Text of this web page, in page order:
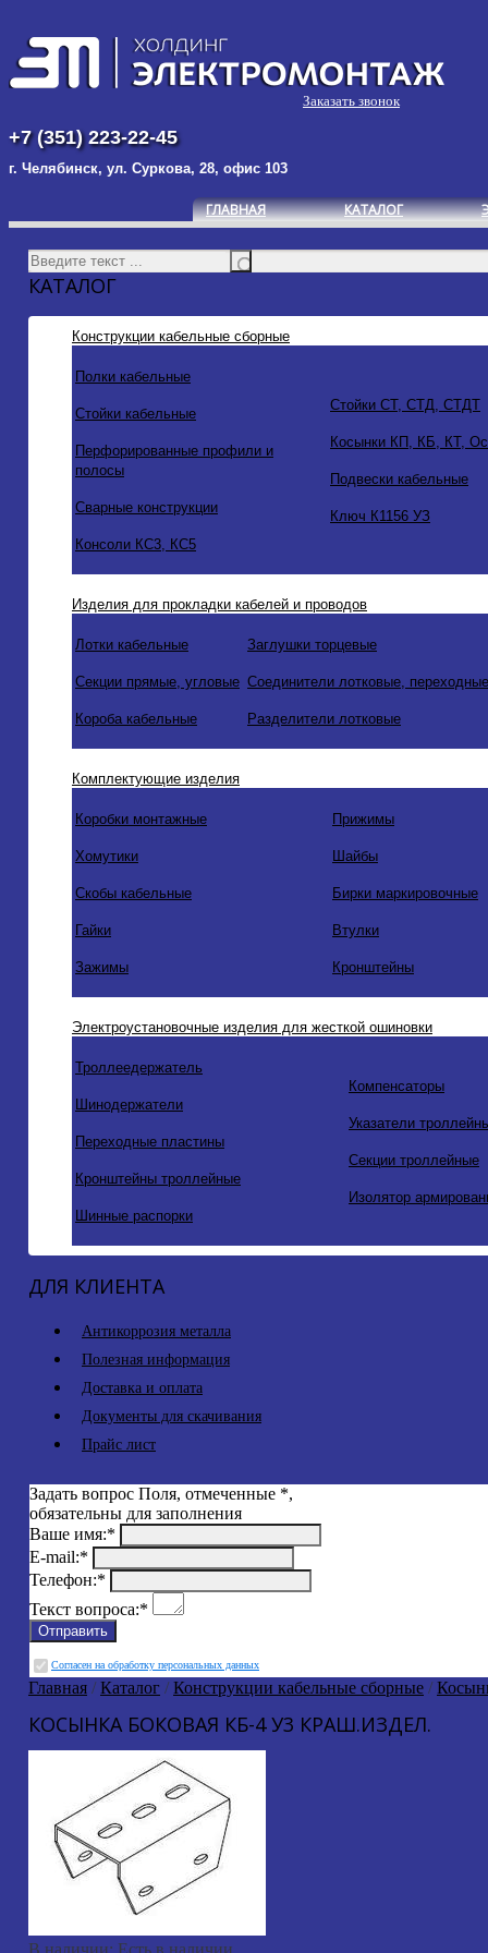
+7 (351) 223-22-45
г. Челябинск, ул. Суркова, 28, офис 103
Заказать звонок
ГЛАВНАЯ КАТАЛОГ
КАТАЛОГ
Конструкции кабельные сборные
Полки кабельные
Стойки кабельные
Перфорированные профили и
полосы
Сварные конструкции
Консоли КС3, КС5
Стойки СТ, СТД, СТДТ
Косынки КП, КБ, КТ,
Подвески кабельные
Ключ К1156 УЗ
Изделия для прокладки кабелей и проводов
Лотки кабельные
Секции прямые, угловые
Короба кабельные
Заглушки торцевые
Соединители лотковые,
Разделители лотковые
Комплектующие изделия
Коробки монтажные
Хомутики
Скобы кабельные
Гайки
Зажимы
Прижимы
Шайбы
Бирки маркировочные
Втулки
Кронштейны
Электроустановочные изделия для жесткой ошиновки
Троллеедержатель
Шинодержатели
Переходные пластины
Кронштейны троллейные
Шинные распорки
Компенсаторы
Указатели
Секции троллейные
Изолятор
ДЛЯ КЛИЕНТА
Антикоррозия металла
Полезная информация
Доставка и оплата
Документы для скачивания
Прайс лист
Задать вопрос Поля, отмеченные *,
обязательны для заполнения
Ваше имя:*
E-mail:*
Телефон:*
Текст вопроса:*
Cогласен на обработку персональных данных
Главная /Каталог /Конструкции кабельные сборные /
КОСЫНКА БОКОВАЯ КБ-4 У3 КРАШ.ИЗДЕЛ.
В наличии: Есть в наличии